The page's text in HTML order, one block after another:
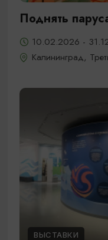
Поднять
10.02.2026 -
Калининград,
ВЫСТАВКИ